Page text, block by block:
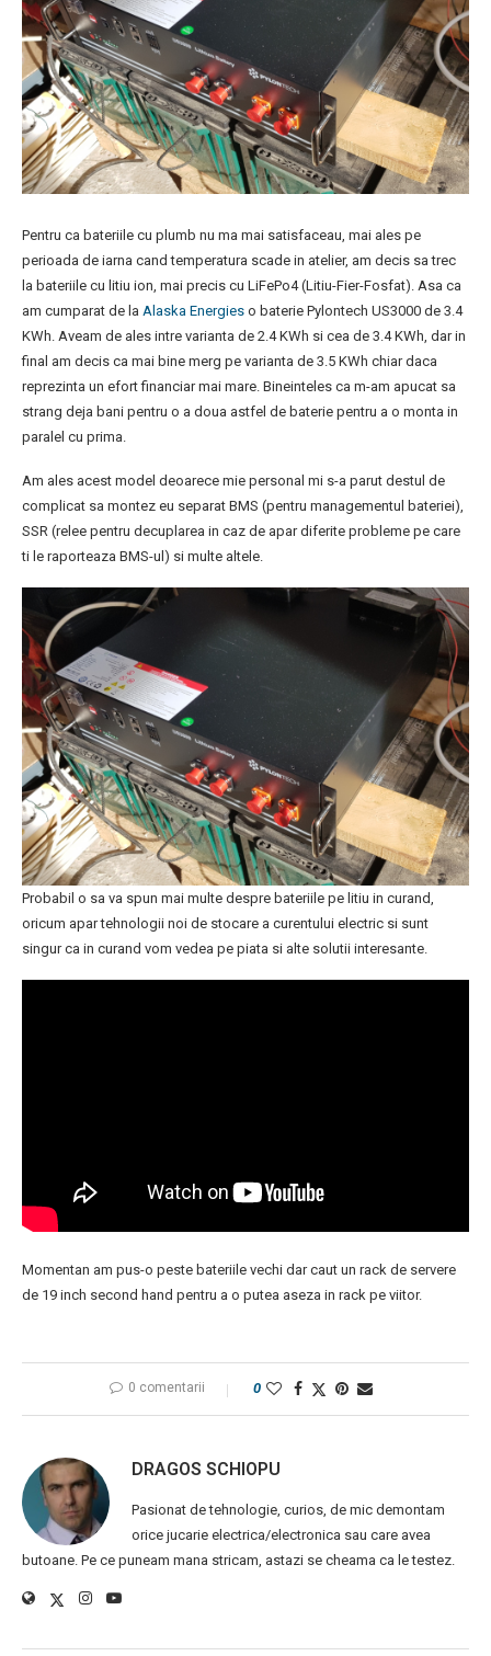
Pentru ca bateriile cu plumb nu ma mai satisfaceau, mai ales pe
perioada de iarna cand temperatura scade in atelier, am decis sa trec
la bateriile cu litiu ion, mai precis cu LiFePo4 (Litiu-Fier-Fosfat). Asa ca
am cumparat de la Alaska Energies o baterie Pylontech US3000 de 3.4
KWh. Aveam de ales intre varianta de 2.4 KWh si cea de 3.4 KWh, dar in
final am decis ca mai bine merg pe varianta de 3.5 KWh chiar daca
reprezinta un efort financiar mai mare. Bineinteles ca m-am apucat sa
strang deja bani pentru o a doua astfel de baterie pentru a o monta in
paralel cu prima.
Am ales acest model deoarece mie personal mi s-a parut destul de
complicat sa montez eu separat BMS (pentru managementul bateriei),
SSR (relee pentru decuplarea in caz de apar diferite probleme pe care
ti le raporteaza BMS-ul) si multe altele.
Probabil o sa va spun mai multe despre bateriile pe litiu in curand,
oricum apar tehnologii noi de stocare a curentului electric si sunt
singur ca in curand vom vedea pe piata si alte solutii interesante.
Momentan am pus-o peste bateriile vechi dar caut un rack de servere
de 19 inch second hand pentru a o putea aseza in rack pe viitor.
0 comentarii 0
DRAGOS SCHIOPU
Pasionat de tehnologie, curios, de mic demontam
orice jucarie electrica/electronica sau care avea
butoane. Pe ce puneam mana stricam, astazi se cheama ca le testez.